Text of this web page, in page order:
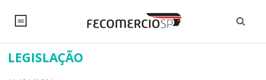
NOTÍCIAS
LEGISLAÇÃO